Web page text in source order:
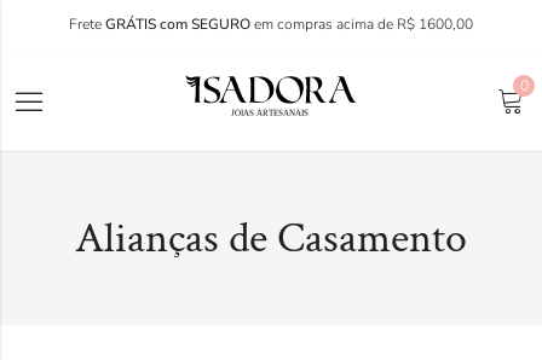
FreteGRÁTIS com SEGUROem compras acima de R$ 1600,00
0
Alianças de Casamento